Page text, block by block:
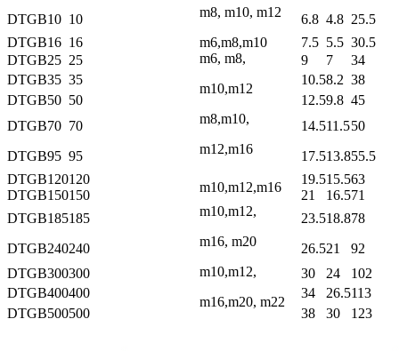
m8, m10, m12
DTGB10 10 6.8 4.8 25.5
DTGB16 16 m6,m8,m10 7.5 5.5 30.5
DTGB25 25
m6, m8,
m10,m12
9 7
34
DTGB35 35 10.58.2 38
DTGB50 50 12.59.8 45
DTGB70 70
m8,m10,
m12,m16
14.511.550
DTGB95 95 17.513.855.5
DTGB120120
m10,m12,m16
19.515.563
DTGB150150 21 16.571
DTGB185185
m10,m12,
m16, m20
23.518.878
DTGB240240 26.521
92
DTGB300300
m10,m12,
m16,m20, m22
30 24
102
DTGB400400 34 26.5113
DTGB500500 38 30 123